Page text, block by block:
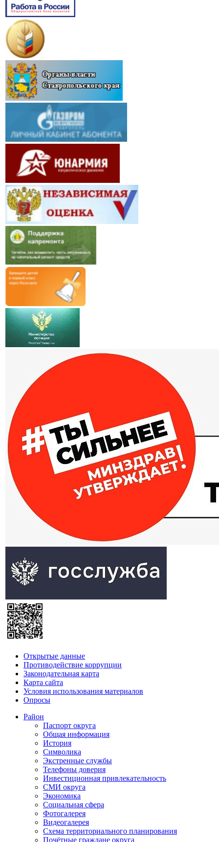
Открытые данные
Противодействие коррупции
Законодательная карта
Карта сайта
Условия использования материалов
Опросы
Район
Паспорт округа
Общая информация
История
Символика
Экстренные службы
Телефоны доверия
Инвестиционная привлекательность
СМИ округа
Экономика
Социальная сфера
Фотогалерея
Видеогалерея
Схема территориального планирования
Почётные граждане округа